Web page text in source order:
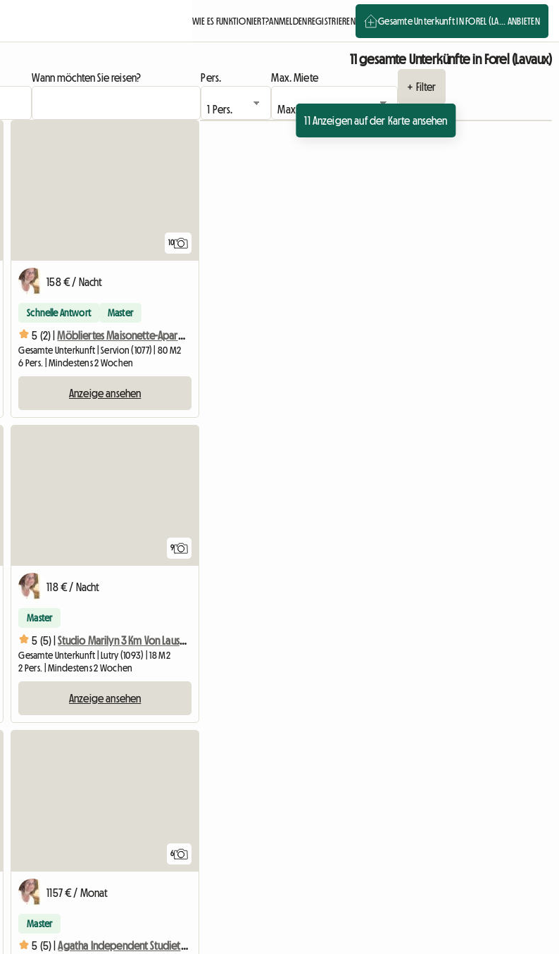
WIE ES FUNKTIONIERT?ANMELDENREGISTRIEREN Gesamte Unterkunft IN FOREL (LA... ANBIETEN
11 gesamte Unterkünfte in Forel (Lavaux)
Wann möchten Sie reisen? Pers.
Max. Miete
+ Filter
11 Anzeigen auf der Karte ansehen
10
158 € / Nacht
Schnelle Antwort Master
5 (2) | Möbliertes Maisonette-Apartment Für 6 Personen
Gesamte Unterkunft | Servion (1077) | 80 M2
6 Pers. | Mindestens 2 Wochen
Anzeige ansehen
9
118 € / Nacht
Master
5 (5) | Studio Marilyn 3 Km Von Lausanne
Gesamte Unterkunft | Lutry (1093) | 18 M2
2 Pers. | Mindestens 2 Wochen
Anzeige ansehen
6
1157 € / Monat
Master
5 (5) | Agatha Independent Studiette In Lutry Mit Inbegriffenen Dienstleistungen